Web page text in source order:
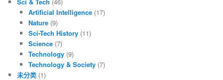
Artificial Intelligence(17)
Nature(9)
Sci-Tech History(11)
Science(7)
Technology(9)
Technology & Society(7)
未分类 (1)